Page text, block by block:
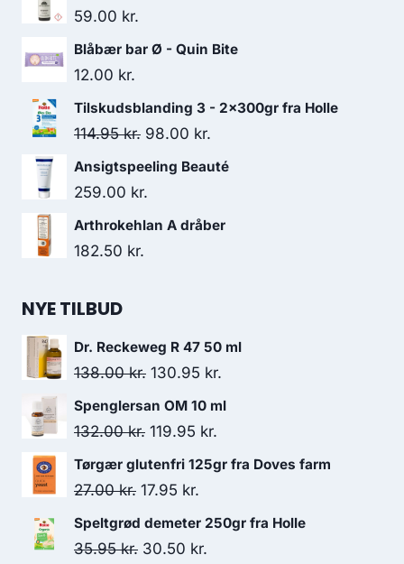
59.00 kr.
Blåbær bar Ø - Quin Bite
12.00 kr.
Tilskudsblanding 3 - 2x300gr fra Holle
114.95kr. Den
oprindelige
98.00 kr.
aktuelle
Ansigtspeeling Beauté
259.00 kr.
Arthrokehlan A dråber
182.50 kr.
NYE TILBUD
Dr. Reckeweg R 47 50 ml
138.00kr. Den
oprindelige
pris
138.00 kr..
130.95 kr.
aktuelle
Spenglersan OM 10 ml
132.00kr. Den
oprindelige
pris
132.00 kr..
119.95 kr.
aktuelle
Tørgær glutenfri 125gr fra Doves farm
27.00kr. Den
oprindelige
pris
17.95 kr.
aktuelle
pris
Speltgrød demeter 250gr fra Holle
35.95kr. Den
30.50 kr.